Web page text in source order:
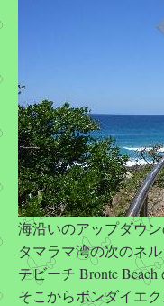
海沿いのアップダウ
タマラマ湾の次のネ
テビーチ Bronte
そこからボンダイエ